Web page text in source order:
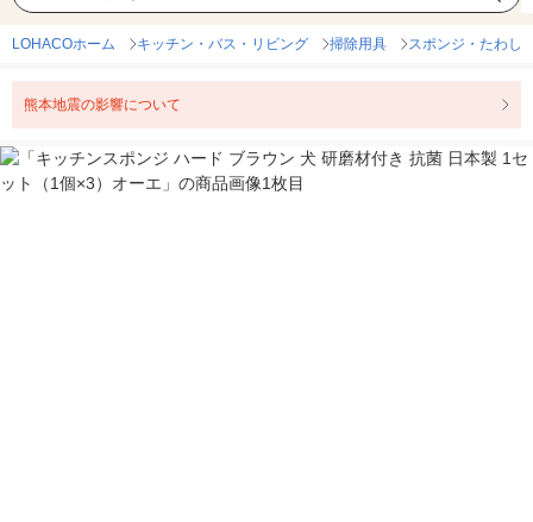
LOHACOホーム キッチン・バス・リビング 掃除用具 スポンジ・たわし
熊本地震の影響について